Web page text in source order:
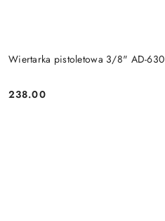
Wiertarka pistoletowa 3/8" AD-630
Cena:
238.00